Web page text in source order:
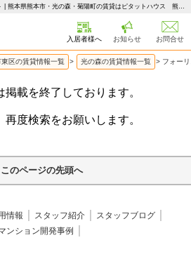
フォーリストⅠ光の森の2LDK賃貸アパート | 熊本県熊本市・光の森・菊陽町の賃貸はピタットハウス 熊本賃貸サポート
入居者様へ お知らせ お問合せ
東区の賃貸情報一覧 > 光の森の賃貸情報一覧 > フォー
掲載を終了しております。
度検索をお願いします。
このページの先頭へ
情報 スタッフ紹介
スタッフブログ
ンション開発事例